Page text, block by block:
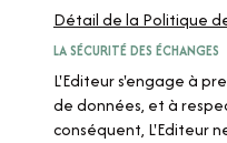
Détail de la Politique
LA SÉCURITÉ DES ÉCHANGES
L'Editeur s'engage à
de données, et à
conséquent, L'Editeur